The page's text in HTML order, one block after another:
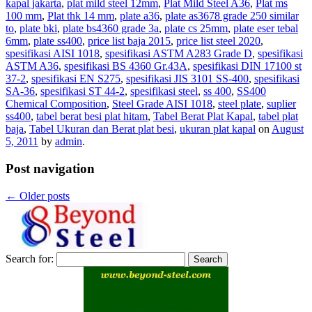
kapal jakarta, plat mild steel 12mm, Plat Mild Steel A36, Plat ms
100 mm, Plat thk 14 mm, plate a36, plate as3678 grade 250 similar
to, plate bki, plate bs4360 grade 3a, plate cs 25mm, plate eser tebal
6mm, plate ss400, price list baja 2015, price list steel 2020,
spesifikasi AISI 1018, spesifikasi ASTM A283 Grade D, spesifikasi
ASTM A36, spesifikasi BS 4360 Gr.43A, spesifikasi DIN 17100 st
37-2, spesifikasi EN S275, spesifikasi JIS 3101 SS-400, spesifikasi
SA-36, spesifikasi ST 44-2, spesifikasi steel, ss 400, SS400
Chemical Composition, Steel Grade AISI 1018, steel plate, suplier
ss400, tabel berat besi plat hitam, Tabel Berat Plat Kapal, tabel plat
baja, Tabel Ukuran dan Berat plat besi, ukuran plat kapal on August
5, 2011 by admin.
Post navigation
← Older posts
Search for: